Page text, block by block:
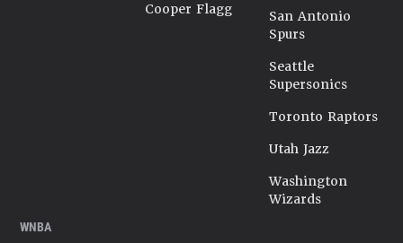
Cooper Flagg
San Antonio
Spurs
Seattle
Supersonics
Toronto Raptors
Utah Jazz
Washington
Wizards
WNBA